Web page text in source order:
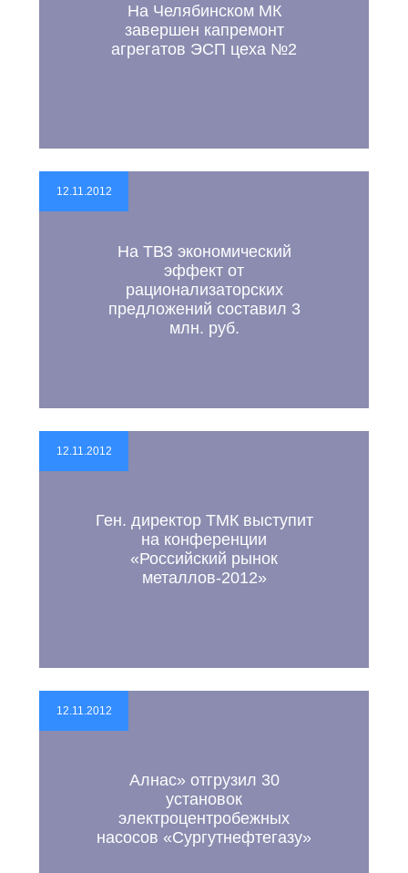
На Челябинском МК
завершен капремонт
агрегатов ЭСП цеха №2
12.11.2012
На ТВЗ экономический
эффект от
рационализаторских
предложений составил 3
млн. руб.
12.11.2012
Ген. директор ТМК выступит
на конференции
«Российский рынок
металлов-2012»
12.11.2012
Алнас» отгрузил 30
установок
электроцентробежных
насосов «Сургутнефтегазу»